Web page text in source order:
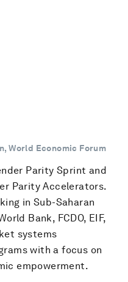
World Economic Forum
Parity Sprint and
Parity Accelerators.
in Sub-Saharan
Bank, FCDO, EIF,
systems
with a focus on
empowerment.